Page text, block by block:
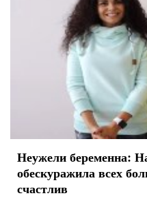
Неужели беременна:
обескуражила всех
счастлив